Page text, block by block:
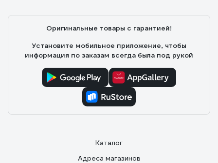
Оригинальные товары с гарантией!
Установите мобильное приложение, чтобы
информация по заказам всегда была под рукой
Каталог
Адреса магазинов